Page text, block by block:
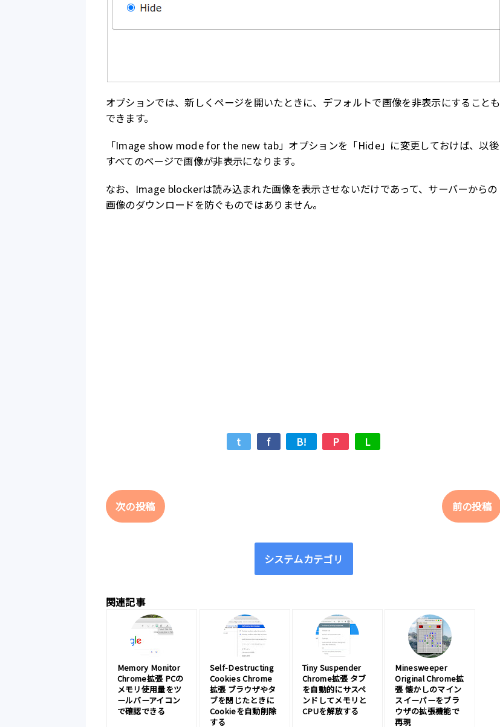
オプションでは、新しくページを開いたときに、デフォルトで画像を非表示にすることも
できます。
「Image show mode for the new tab」オプションを「Hide」に変更しておけば、以後
すべてのページで画像が非表示になります。
なお、Image blockerは読み込まれた画像を表示させないだけであって、サーバーからの
画像のダウンロードを防ぐものではありません。
t f B! P L
次の投稿 前の投稿
システムカテゴリ
関連記事
Memory Monitor
Chrome拡張 PCの
メモリ使用量をツ
ールバーアイコン
で確認できる
Self-Destructing
Cookies Chrome
拡張 ブラウザやタ
ブを閉じたときに
Cookieを自動削除
する
Tiny Suspender
Chrome拡張 タブ
を自動的にサスペ
ンドしてメモリと
CPUを解放する
Minesweeper
Original Chrome拡
張 懐かしのマイン
スイーパーをブラ
ウザの拡張機能で
再現